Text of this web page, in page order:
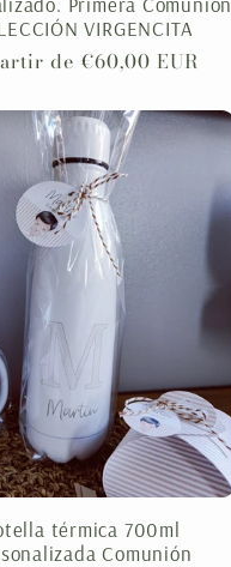
VIRGENCITA
de €60,00 EUR
térmica 700ml
Comunión